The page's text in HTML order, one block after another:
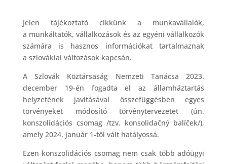
Jelen tájékoztató cikkünk a munkavállalók,
a munkáltatók, vállalkozások és az egyéni vállalkozók
számára is hasznos információkat tartalmaznak
a szlovákiai változások kapcsán.
A Szlovák Köztársaság Nemzeti Tanácsa 2023.
december 19-én fogadta el az államháztartás
helyzetének javításával összefüggésben egyes
törvényeket módosító törvénytervezetet (ún.
konszolidációs csomag /tzv. konsolidačný balíček/),
amely 2024. január 1-től vált hatályossá.
Ezen konszolidációs csomag nem csak több adóügyi